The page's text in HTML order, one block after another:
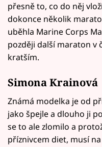
přesně to, co do něj
dokonce několik
uběhla Marine Corps
později další maraton v
kratším.
Simona Krainová
Známá modelka je od
jako špejle a dlouho ji
se to ale zlomilo a
příznivcem diet, musí